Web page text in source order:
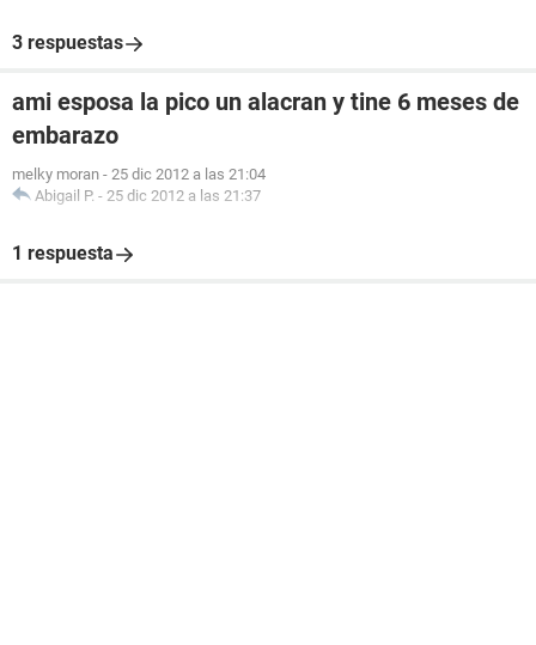
3 respuestas
ami esposa la pico un alacran y tine 6 meses de
embarazo
melky moran - 25 dic 2012 a las 21:04
Abigail P. - 25 dic 2012 a las 21:37
1 respuesta